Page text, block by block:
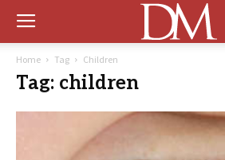
Home Tag Children
Tag: children